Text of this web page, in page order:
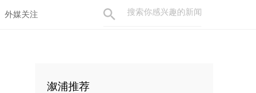
外媒关注
溆浦推荐